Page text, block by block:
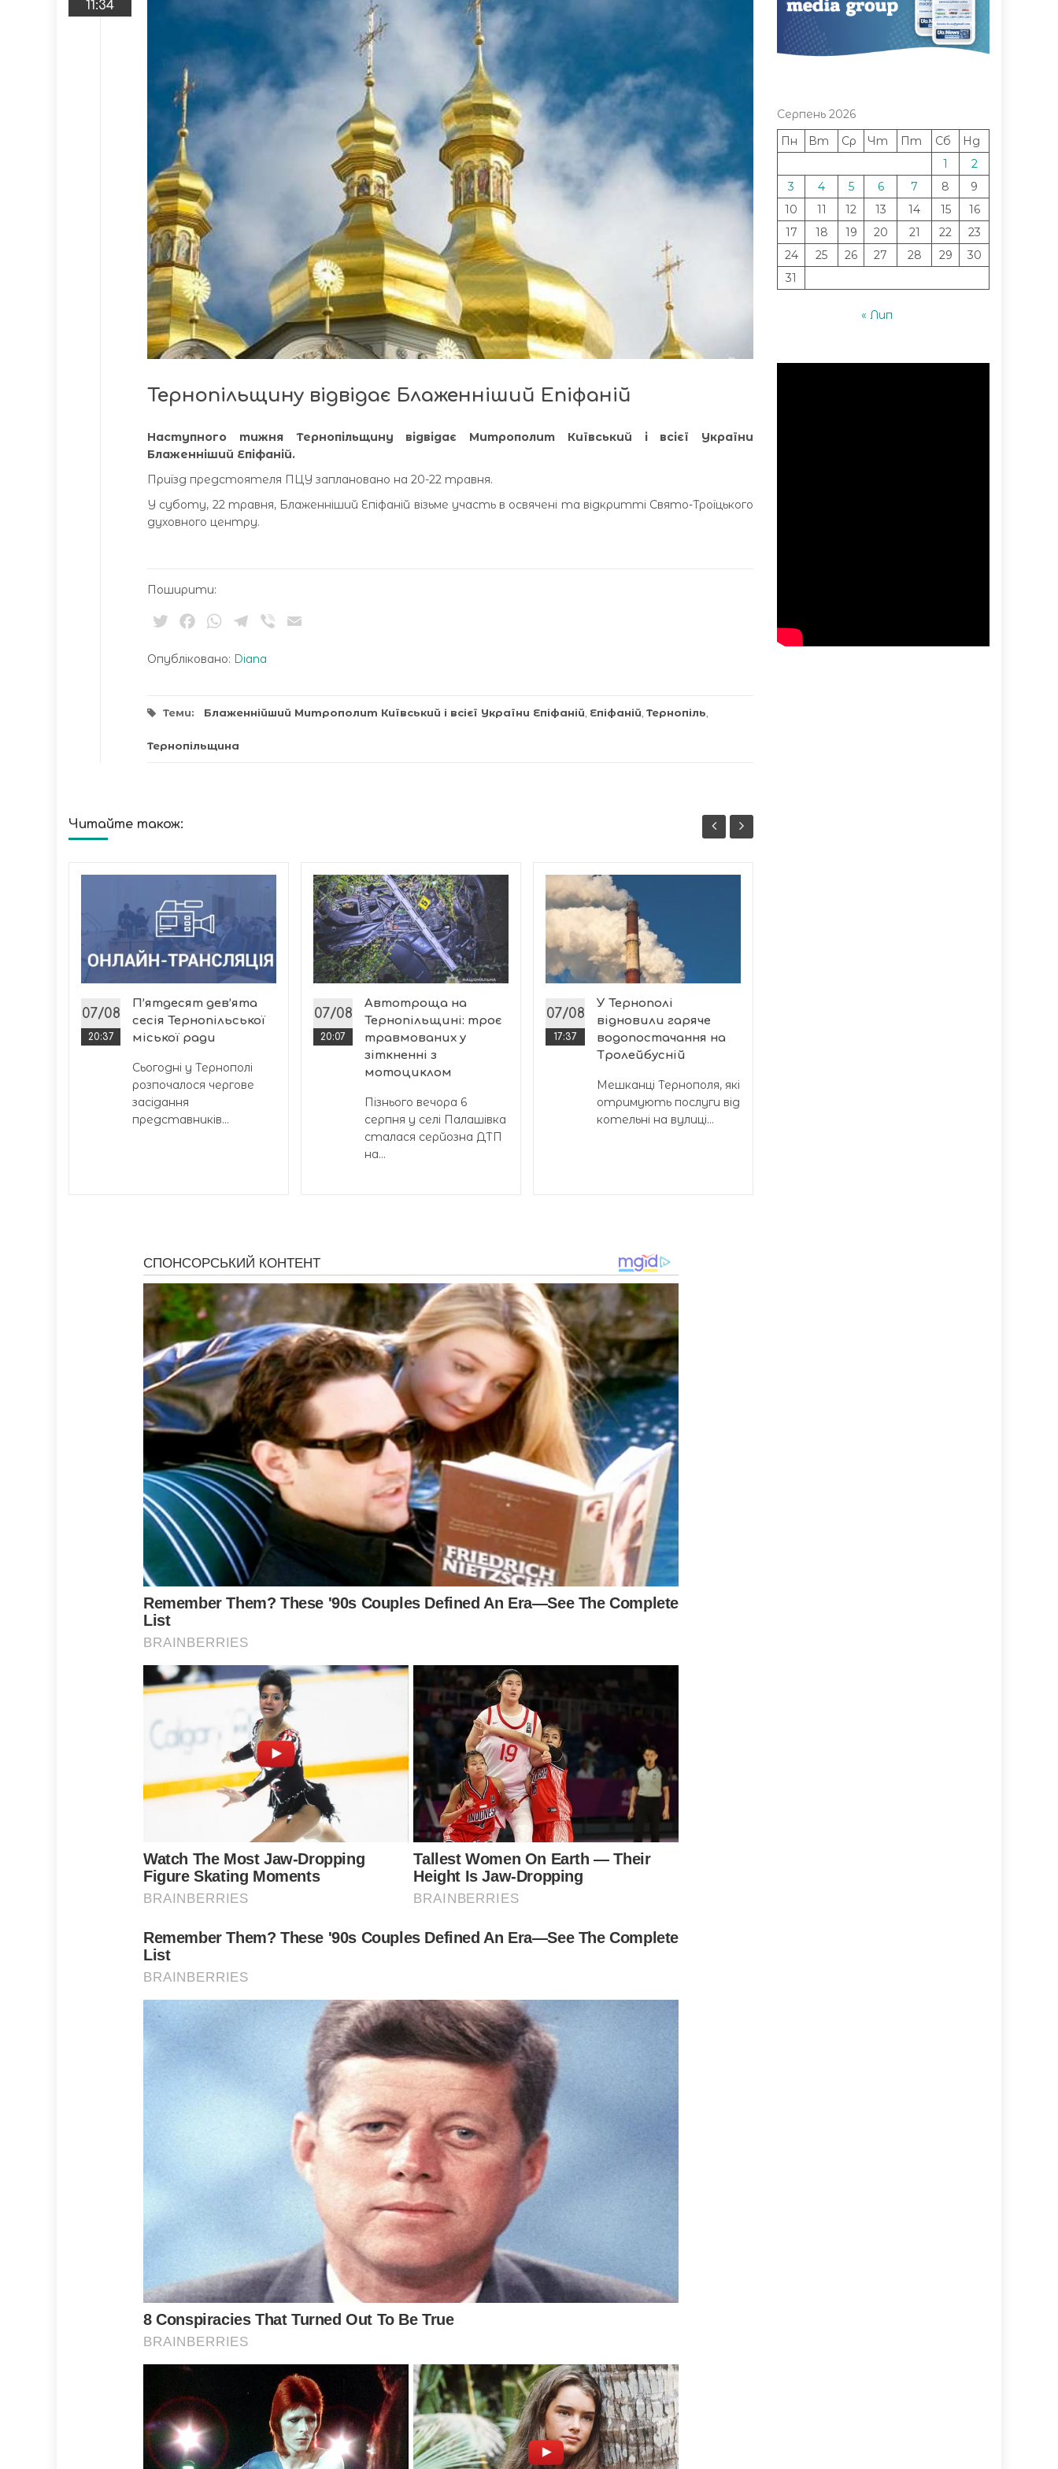
11:34
Тернопільщину відвідає Блаженніший Епіфаній
Наступного тижня Тернопільщину відвідає Митрополит Київський і всієї України
Блаженніший Епіфаній.
Приїзд предстоятеля ПЦУ заплановано на 20-22 травня.
У суботу, 22 травня, Блаженніший Епіфаній візьме участь в освячені та відкритті Свято-Троїцького
духовного центру.
Поширити:
TwitterFacebookWhatsApp
Telegram
Viber
Опубліковано: Diana
Теми: Блаженнійший Митрополит Київський і всієї України Епіфаній Епіфаній Тернопіль
Тернопільщина
Читайте також:
07/08
20:37
П’ятдесят дев’ята
сесія Тернопільської
міської ради
Сьогодні у Тернополі
розпочалося чергове
засідання
представників...
07/08
20:07
Автотроща на
Тернопільщині: троє
травмованих у
зіткненні з
мотоциклом
Пізнього вечора 6
серпня у селі Палашівка
сталася серйозна ДТП
на...
07/08
17:37
У Тернополі
відновили гаряче
водопостачання на
Тролейбусній
Мешканці Тернополя, які
отримують послуги від
котельні на вулиці...
Серпень 2026
Пн
Вт Ср Чт Пт Сб
Нд
1
2
3
4 5 6 7 8
9
10
11 12 13 14 15
16
17
18 19 20 21 22
23
24
25 26 27 28 29
30
31
« Лип